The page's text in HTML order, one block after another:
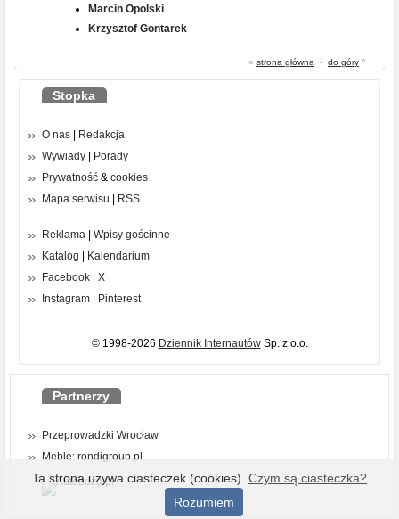
Marcin Opolski
Krzysztof Gontarek
« strona główna - do góry ^
Stopka
O nas | Redakcja
Wywiady | Porady
Prywatność & cookies
Mapa serwisu | RSS
Reklama | Wpisy gościnne
Katalog | Kalendarium
Facebook | X
Instagram | Pinterest
© 1998-2026 Dziennik InternautówSp. z o.o.
Partnerzy
Przeprowadzki Wrocław
Meble: rondigroup.pl
Ta strona używa ciasteczek (cookies). Czym są ciasteczka?
Rozumiem